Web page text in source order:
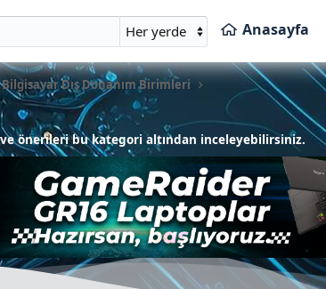
Anasayfa
Bilgisayar Dış Donanım Birimleri
önerileri bu kategori altından inceleyebilirsiniz.